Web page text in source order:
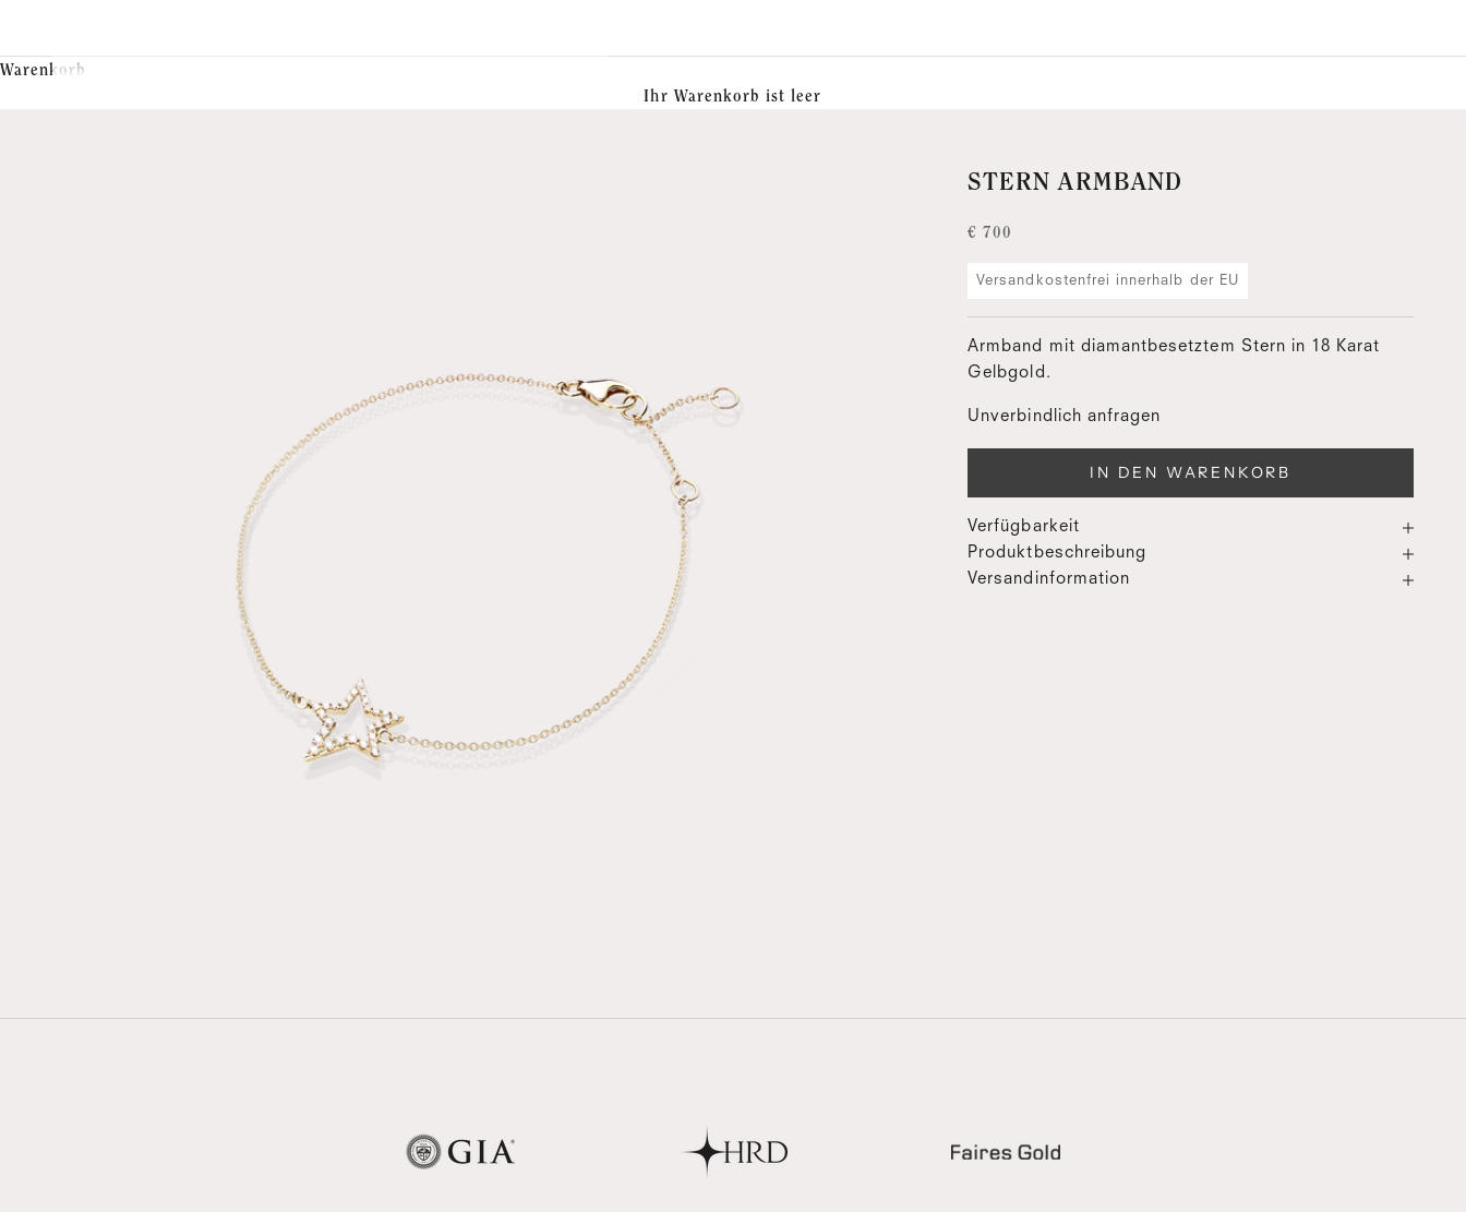
Warenkorb
Ihr Warenkorb ist leer
STERN ARMBAND
Angebot
€ 700
Versandkostenfrei innerhalb der EU
Armband mit diamantbesetztem Stern in 18 Karat
Gelbgold.
Unverbindlich anfragen
IN DEN WARENKORB
Verfügbarkeit
Produktbeschreibung
Versandinformation